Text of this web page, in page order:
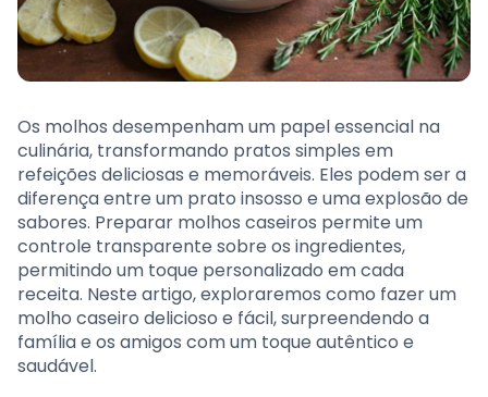
Os molhos desempenham um papel essencial na
culinária, transformando pratos simples em
refeições deliciosas e memoráveis. Eles podem ser a
diferença entre um prato insosso e uma explosão de
sabores. Preparar molhos caseiros permite um
controle transparente sobre os ingredientes,
permitindo um toque personalizado em cada
receita. Neste artigo, exploraremos como fazer um
molho caseiro delicioso e fácil, surpreendendo a
família e os amigos com um toque autêntico e
saudável.